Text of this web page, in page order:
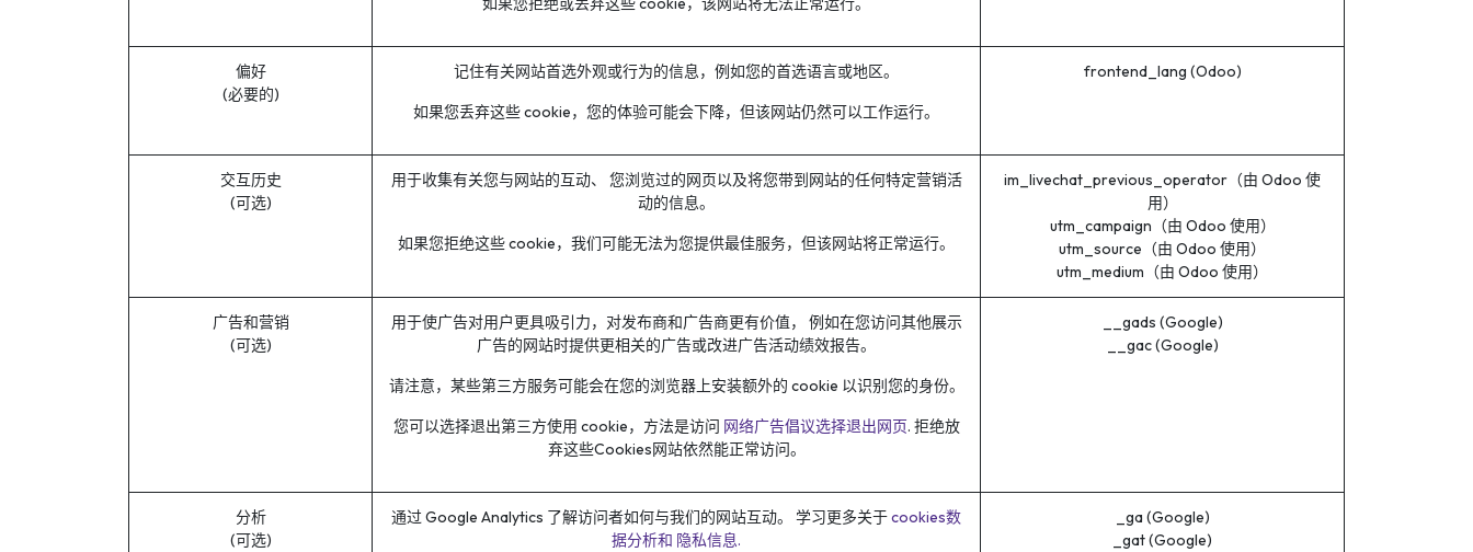
Ec-Council
ESB
ITS
CSB
Oracle
Versant
偏好
(必要的)
记住有关网站首选外观或行为的信息，例如您的首选语言或地区。
如果您丢弃这些 cookie，您的体验可能会下降，但该网站仍然可以工作运行。
frontend_lang (Odoo)
交互历史
(可选)
用于收集有关您与网站的互动、 您浏览过的网页以及将您带到网站的任何特定营销活
动的信息。
如果您拒绝这些 cookie，我们可能无法为您提供最佳服务，但该网站将正常运行。
im_livechat_previous_operator（由 Odoo 使
用）
utm_campaign（由 Odoo 使用）
utm_source（由 Odoo 使用）
utm_medium（由 Odoo 使用）
广告和营销
(可选)
用于使广告对用户更具吸引力，对发布商和广告商更有价值， 例如在您访问其他展示
广告的网站时提供更相关的广告或改进广告活动绩效报告。
请注意，某些第三方服务可能会在您的浏览器上安装额外的 cookie 以识别您的身份。
您可以选择退出第三方使用 cookie，方法是访问 网络广告倡议选择退出网页. 拒绝放
弃这些Cookies网站依然能正常访问。
__gads (Google)
__gac (Google)
分析
(可选)
通过 Google Analytics 了解访问者如何与我们的网站互动。 学习更多关于cookies数
据分析和 隐私信息.
_ga (Google)
_gat (Google)